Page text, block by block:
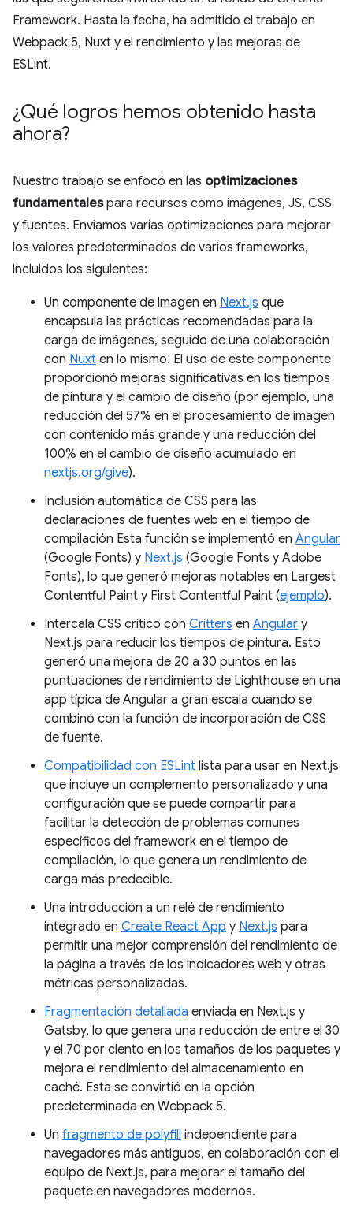
Framework. Hasta la fecha, ha admitido el trabajo en
Webpack 5, Nuxt y el rendimiento y las mejoras de
ESLint.
¿Qué logros hemos obtenido hasta
ahora?
Nuestro trabajo se enfocó en las optimizaciones
fundamentalespara recursos como imágenes, JS, CSS
y fuentes. Enviamos varias optimizaciones para mejorar
los valores predeterminados de varios frameworks,
incluidos los siguientes:
Un componente de imagen en Next.js que
encapsula las prácticas recomendadas para la
carga de imágenes, seguido de una colaboración
con Nuxt en lo mismo. El uso de este componente
proporcionó mejoras significativas en los tiempos
de pintura y el cambio de diseño (por ejemplo, una
reducción del 57% en el procesamiento de imagen
con contenido más grande y una reducción del
100% en el cambio de diseño acumulado en
nextjs.org/give).
Inclusión automática de CSS para las
declaraciones de fuentes web en el tiempo de
compilación Esta función se implementó en Angular
(Google Fonts) y Next.js (Google Fonts y Adobe
Fonts), lo que generó mejoras notables en Largest
Contentful Paint y First Contentful Paint (ejemplo).
Intercala CSS crítico con Critters en Angular y
Next.js para reducir los tiempos de pintura. Esto
generó una mejora de 20 a 30 puntos en las
puntuaciones de rendimiento de Lighthouse en una
app típica de Angular a gran escala cuando se
combinó con la función de incorporación de CSS
de fuente.
Compatibilidad con ESLint lista para usar en Next.js
que incluye un complemento personalizado y una
configuración que se puede compartir para
facilitar la detección de problemas comunes
específicos del framework en el tiempo de
compilación, lo que genera un rendimiento de
carga más predecible.
Una introducción a un relé de rendimiento
integrado en Create React App y Next.js para
permitir una mejor comprensión del rendimiento de
la página a través de los indicadores web y otras
métricas personalizadas.
Fragmentación detallada enviada en Next.js y
Gatsby, lo que genera una reducción de entre el 30
y el 70 por ciento en los tamaños de los paquetes y
mejora el rendimiento del almacenamiento en
caché. Esta se convirtió en la opción
predeterminada en Webpack 5.
Un fragmento de polyfill independiente para
navegadores más antiguos, en colaboración con el
equipo de Next.js, para mejorar el tamaño del
paquete en navegadores modernos.